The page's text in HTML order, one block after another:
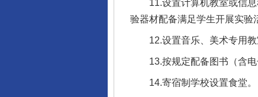
11.设置计算机教室或信息
验器材配备满足学生开展实验
12.设置音乐、美术专用教
13.按规定配备图书（含电
14.寄宿制学校设置食堂。